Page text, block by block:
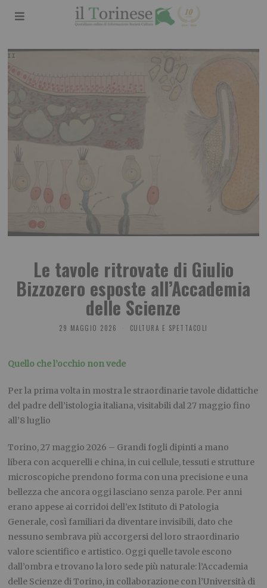
Le tavole ritrovate di Giulio
Bizzozero esposte all’Accademia
delle Scienze
29 MAGGIO 2026 CULTURA E SPETTACOLI
Quello che l’occhio non vede
Per la prima volta in mostra le straordinarie tavole didattiche
del padre dell’istologia italiana, visitabili dal 27 maggio fino
all’8 luglio
Torino, 27 maggio 2026 – Grandi fogli dipinti a mano
libera con acquerelli e china, in cui cellule, tessuti e strutture
microscopiche prendono forma con una precisione e una
bellezza che ancora oggi lasciano senza parole. Per anni
erano appese ai corridoi dell’ex Istituto di Patologia
Generale, così familiari da diventare invisibili, dato che
nessuno sembrava più accorgersi del loro straordinario
valore scientifico e artistico. Oggi quelle tavole escono
dall’ombra e trovano la loro sede più naturale: l’Accademia
delle Scienze di Torino, in collaborazione con l’Università di